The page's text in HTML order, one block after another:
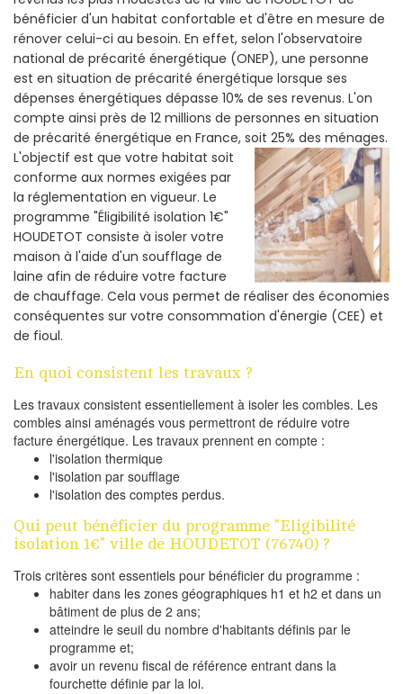
bénéficier d'un habitat confortable et d'être en mesure de
rénover celui-ci au besoin. En effet, selon l'observatoire
national de précarité énergétique (ONEP), une personne
est en situation de précarité énergétique lorsque ses
dépenses énergétiques dépasse 10% de ses revenus. L'on
compte ainsi près de 12 millions de personnes en situation
de précarité énergétique en France, soit 25% des ménages.
L'objectif est que votre habitat soit
conforme aux normes exigées par
la réglementation en vigueur. Le
programme "Éligibilité isolation 1€"
HOUDETOT consiste à isoler votre
maison à l'aide d'un soufflage de
laine afin de réduire votre facture
de chauffage. Cela vous permet de réaliser des économies
conséquentes sur votre consommation d'énergie (CEE) et
de fioul.
En quoi consistent les travaux ?
Les travaux consistent essentiellement à isoler les combles. Les
combles ainsi aménagés vous permettront de réduire votre
facture énergétique. Les travaux prennent en compte :
l'isolation thermique
l'isolation par soufflage
l'isolation des comptes perdus.
Qui peut bénéficier du programme "Eligibilité
isolation 1€" ville de HOUDETOT (76740) ?
Trois critères sont essentiels pour bénéficier du programme :
habiter dans les zones géographiques h1 et h2 et dans un
bâtiment de plus de 2 ans;
atteindre le seuil du nombre d'habitants définis par le
programme et;
avoir un revenu fiscal de référence entrant dans la
fourchette définie par la loi.